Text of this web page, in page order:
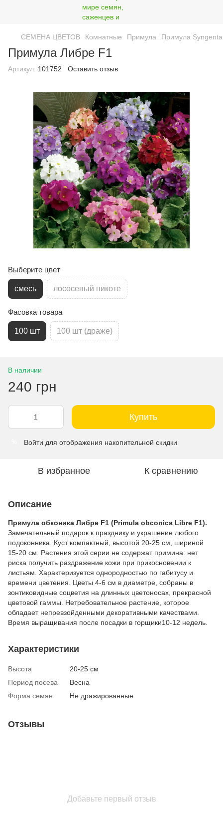
СЕМЕНА ЦВЕТОВ Комнатные Примула Примула
Примула Либре F1
Артикул: 101752 Оставить отзыв
Выберите цвет
смесь лососевый пикоте
Фасовка товара
100 шт 100 шт (драже)
В наличии
240 грн
Купить
Войти для отображения накопительной скидки
В избранное К сравнению
Описание
Примула обконика Либре F1 (Primula obconica Libre F1).
Замечательный подарок к празднику и украшение любого
подоконника. Куст компактный, высотой 20-25 см, шириной
15-20 см. Растения этой серии не содержат примина: нет
риска получить раздражение кожи при прикосновении к
листьям. Характеризуется однородностью по габитусу и
времени цветения. Цветы 4-6 см в диаметре, собраны в
зонтиковидные соцветия на длинных цветоносах, прекрасной
цветовой гаммы. Нетребовательное растение, которое
обладает непревзойденными декоративными качествами.
Время выращивания после посадки в горщики10-12 недель.
Характеристики
Высота
20-25 см
Период посева
Весна
Форма семян
Не дражированные
Отзывы
Добавьте первый отзыв